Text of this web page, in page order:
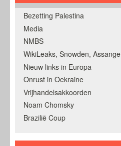
Bezetting Palestina
Media
NMBS
WikiLeaks, Snowden, Assange
Nieuw links in Europa
Onrust in Oekraine
Vrijhandelsakkoorden
Noam Chomsky
Brazilië Coup